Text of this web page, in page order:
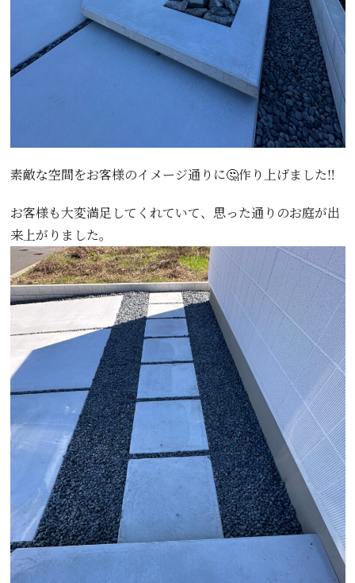
素敵な空間をお客様のイメージ通りに🤔作り上げました‼️
お客様も大変満足してくれていて、思った通りのお庭が出
来上がりました。